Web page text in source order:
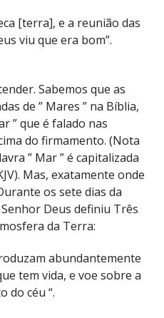
[terra], e a reunião das
viu que era bom”.
Sabemos que as
de ” Mares ” na Bíblia,
” que é falado nas
do firmamento. (Nota
” Mar ” é capitalizada
Mas, exatamente onde
os sete dias da
Deus definiu Três
da Terra:
abundantemente
tem vida, e voe sobre a
do céu “.